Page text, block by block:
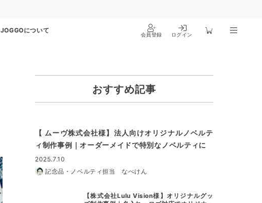
JOGGOについて
会員登録 ログイン
おすすめ記事
【 ムーヴ株式会社様】法人向けオリジナルノベルテ
ィ制作事例｜オーダーメイドで特別なノベルティに
2025.7.10
記念品・ノベルティ担当 なべけん
【株式会社Lulu Vision様】オリジナルグッ